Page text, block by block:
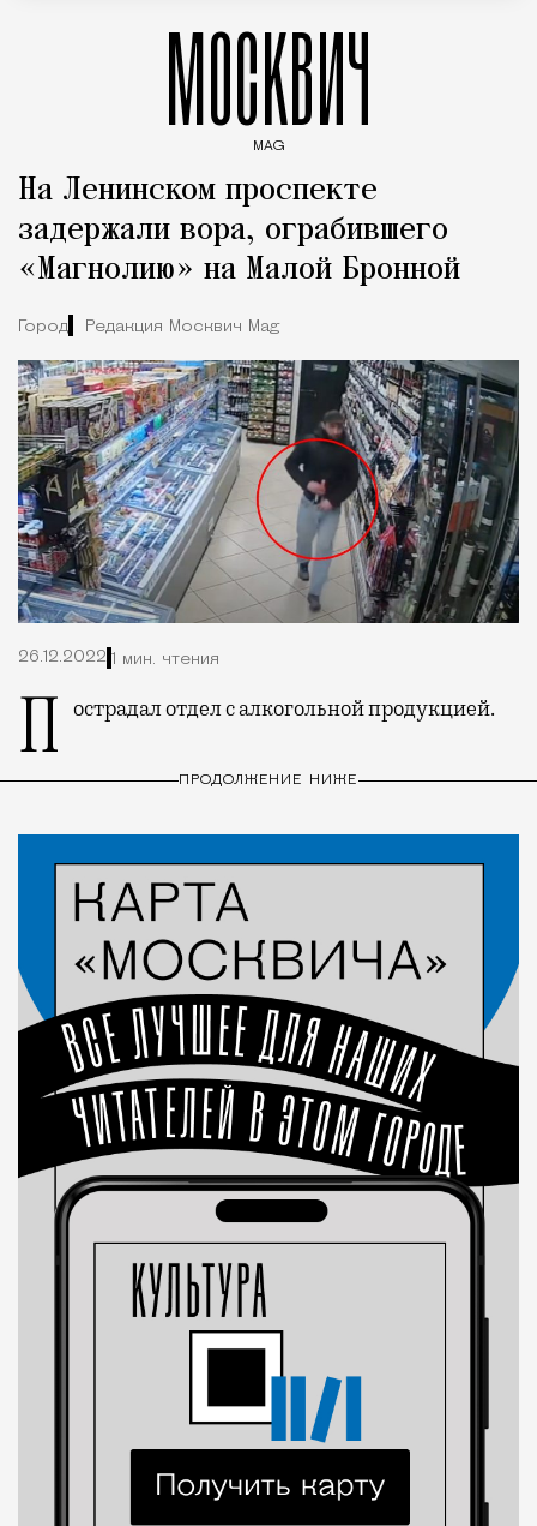
МОСКВИЧ
MAG
На Ленинском проспекте
задержали вора, ограбившего
«Магнолию» на Малой Бронной
Город Редакция Москвич Mag
26.12.2022 1 мин. чтения
Пострадал отдел с алкогольной продукцией.
ПРОДОЛЖЕНИЕ НИЖЕ